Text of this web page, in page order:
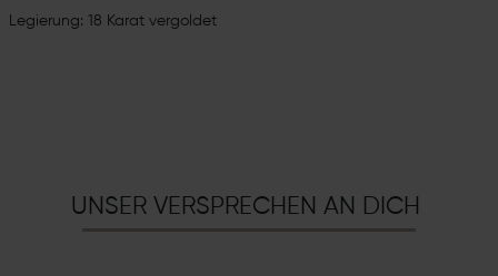
Legierung: 18 Karat vergoldet
UNSER VERSPRECHEN AN DICH